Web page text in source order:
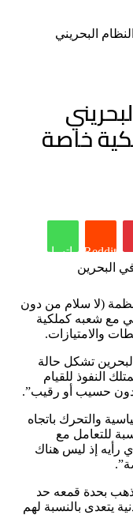
البحريني
خاصة
Reddit واتساب
(لا سلام من دون
مع شعبه كملكية
والامتيازات.
تشكل حالة
النفوذ للقيام
دون حسيب أو رقيب”.
والتحرك باتجاه
للتعامل مع
رأيه إذ ليس هناك
يذهب بحدة قمعه حد
يتعدى بالنسبة لهم